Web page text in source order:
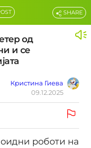
од
и се
Кристина Гиева
09.12.2025
SHARE
роботи на